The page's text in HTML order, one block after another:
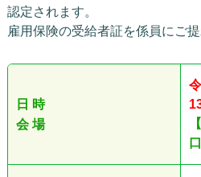
認定されます。
雇用保険の受給者証を係員にご提
日 時
会 場